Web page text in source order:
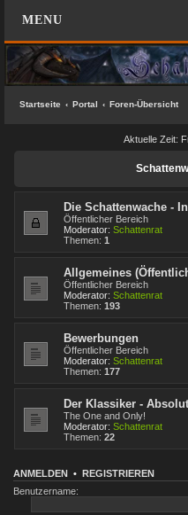
MENU
FOREN-ÜBERSICHT
Das Team
ANMELDEN
REGISTRIEREN
KONTAKT
Startseite Portal Foren-Übersicht
Aktuelle Zeit:
Die Schattenwache -
Öffentlicher Bereich
Moderator: Schattenrat
Themen: 1
Allgemeines
Öffentlicher Bereich
Moderator: Schattenrat
Themen: 193
Bewerbungen
Öffentlicher Bereich
Moderator: Schattenrat
Themen: 177
Der Klassiker -
The One and Only!
Moderator: Schattenrat
Themen: 22
ANMELDEN • REGISTRIEREN
Benutzername: